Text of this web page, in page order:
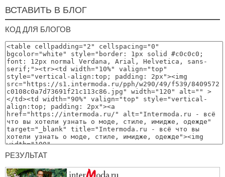
ВСТАВИТЬ В БЛОГ
КОД ДЛЯ БЛОГОВ
РЕЗУЛЬТАТ